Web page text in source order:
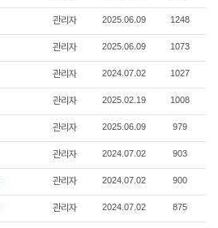
관리자 2025.06.09 1248
관리자 2025.06.09 1073
관리자 2024.07.02 1027
관리자 2025.02.19 1008
관리자 2025.06.09 979
관리자 2024.07.02 903
관리자 2024.07.02 900
관리자 2024.07.02 875